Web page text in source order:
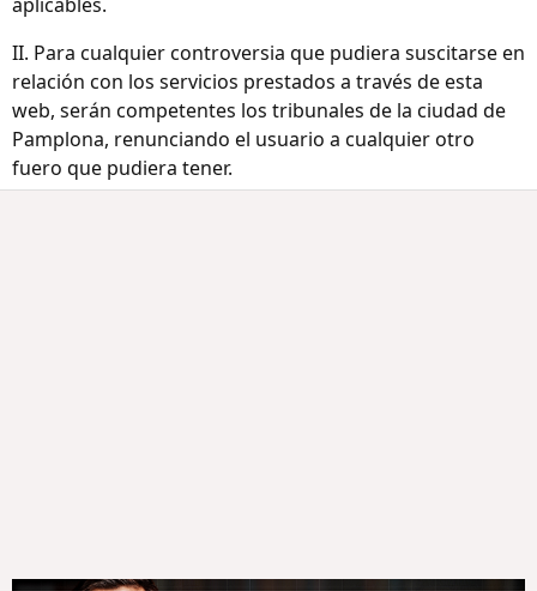
aplicables.
II. Para cualquier controversia que pudiera suscitarse en
relación con los servicios prestados a través de esta
web, serán competentes los tribunales de la ciudad de
Pamplona, renunciando el usuario a cualquier otro
fuero que pudiera tener.